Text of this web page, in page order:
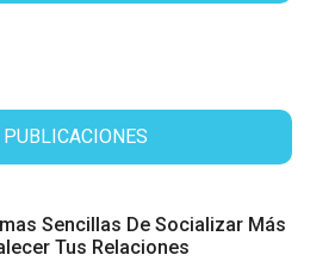
Sencillas De Socializar Más
Tus Relaciones